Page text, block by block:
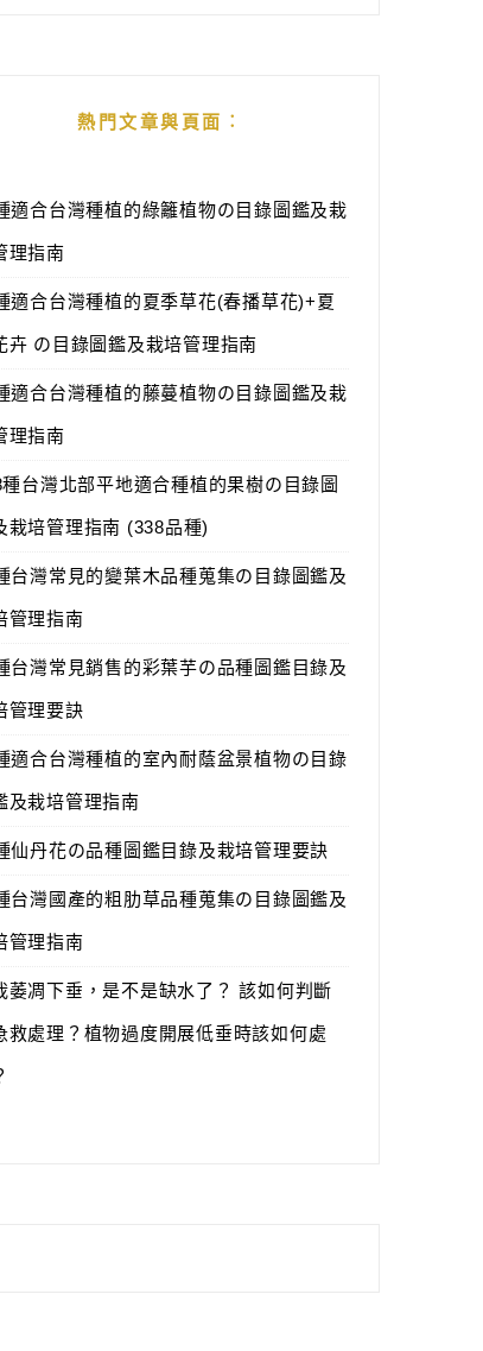
熱門文章與頁面︰
適合台灣種植的綠籬植物の目錄圖鑑及栽
理指南
適合台灣種植的夏季草花(春播草花)+夏
卉 の目錄圖鑑及栽培管理指南
適合台灣種植的藤蔓植物の目錄圖鑑及栽
理指南
台灣北部平地適合種植的果樹の目錄圖
栽培管理指南 (338品種)
台灣常見的變葉木品種蒐集の目錄圖鑑及
管理指南
台灣常見銷售的彩葉芋の品種圖鑑目錄及
管理要訣
適合台灣種植的室內耐蔭盆景植物の目錄
及栽培管理指南
仙丹花の品種圖鑑目錄及栽培管理要訣
台灣國產的粗肋草品種蒐集の目錄圖鑑及
管理指南
萎凋下垂，是不是缺水了？ 該如何判斷
救處理？植物過度開展低垂時該如何處